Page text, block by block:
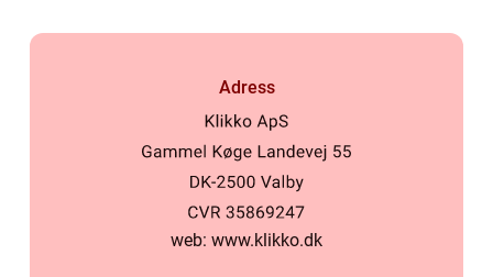
Adress
web: www.klikko.dk